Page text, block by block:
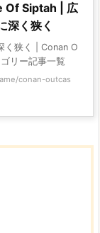
Of Siptah | 広
深く狭く
く狭く | Conan O
リー記事一覧
conan-outcas